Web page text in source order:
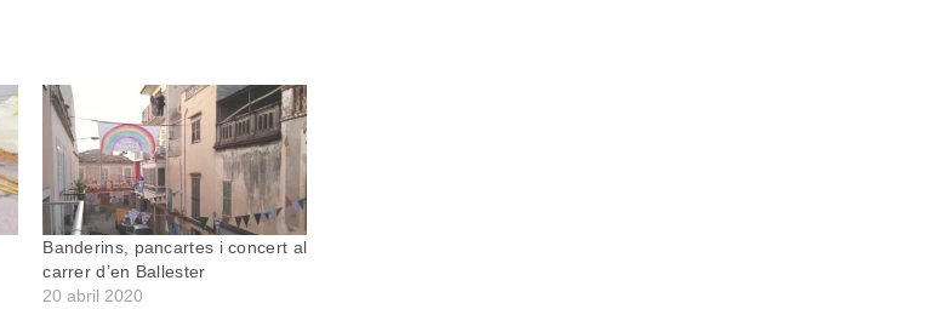
Banderins, pancartes i concert al
carrer d’en Ballester
20 abril 2020